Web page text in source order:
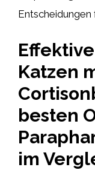
Katzen
besten
im